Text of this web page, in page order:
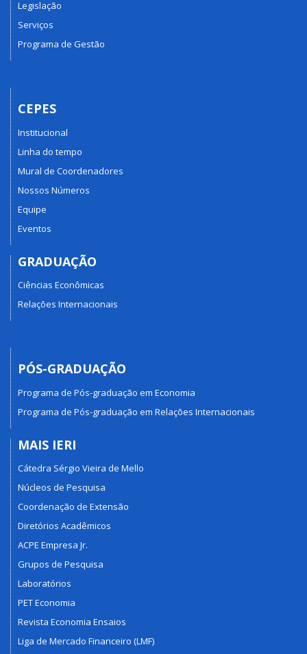
Legislação
Serviços
Programa de Gestão
CEPES
Institucional
Linha do tempo
Mural de Coordenadores
Nossos Números
Equipe
Eventos
GRADUAÇÃO
Ciências Econômicas
Relações Internacionais
PÓS-GRADUAÇÃO
Programa de Pós-graduação em Economia
Programa de Pós-graduação em Relações Internacionais
MAIS IERI
Cátedra Sérgio Vieira de Mello
Núcleos de Pesquisa
Coordenação de Extensão
Diretórios Acadêmicos
ACPE Empresa Jr.
Grupos de Pesquisa
Laboratórios
PET Economia
Revista Economia Ensaios
Liga de Mercado Financeiro (LMF)